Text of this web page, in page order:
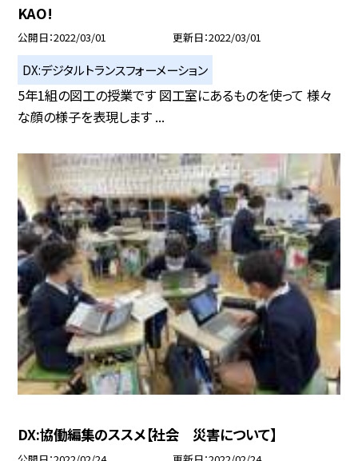
KAO!
公開日 2022/03/01 更新日 2022/03/01
DX:デジタルトランスフォーメーション
5年1組の図工の授業です 図工室にあるものを使って 様々
な顔の様子を表現します ...
DX:協働編集のススメ【社会 災害について】